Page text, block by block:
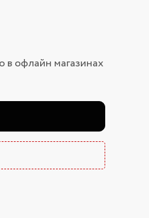
в офлайн магазинах